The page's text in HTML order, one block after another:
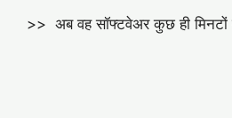
>> अब वह सॉफ्टवेअर कुछ ही मिनटों